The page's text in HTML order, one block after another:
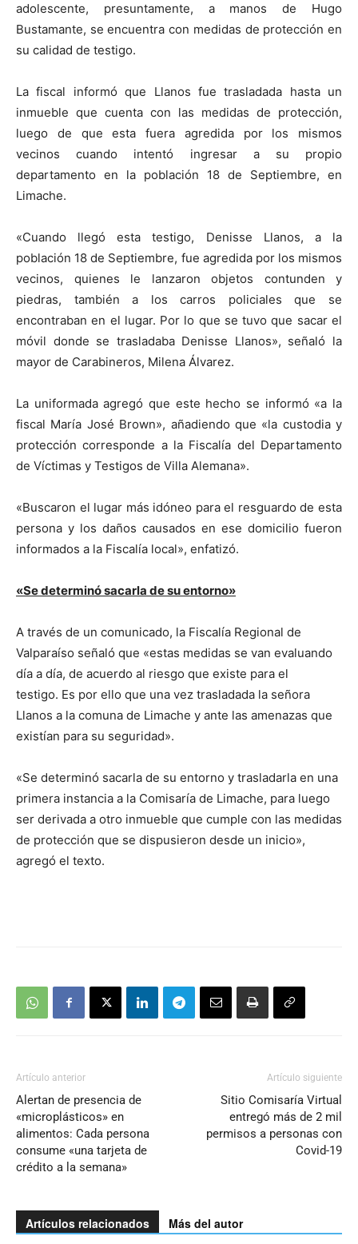
adolescente, presuntamente, a manos de Hugo
Bustamante, se encuentra con medidas de protección en
su calidad de testigo.
La fiscal informó que Llanos fue trasladada hasta un
inmueble que cuenta con las medidas de protección,
luego de que esta fuera agredida por los mismos
vecinos cuando intentó ingresar a su propio
departamento en la población 18 de Septiembre, en
Limache.
«Cuando llegó esta testigo, Denisse Llanos, a la
población 18 de Septiembre, fue agredida por los mismos
vecinos, quienes le lanzaron objetos contunden y
piedras, también a los carros policiales que se
encontraban en el lugar. Por lo que se tuvo que sacar el
móvil donde se trasladaba Denisse Llanos», señaló la
mayor de Carabineros, Milena Álvarez.
La uniformada agregó que este hecho se informó «a la
fiscal María José Brown», añadiendo que «la custodia y
protección corresponde a la Fiscalía del Departamento
de Víctimas y Testigos de Villa Alemana».
«Buscaron el lugar más idóneo para el resguardo de esta
persona y los daños causados en ese domicilio fueron
informados a la Fiscalía local», enfatizó.
«Se determinó sacarla de su entorno»
A través de un comunicado, la Fiscalía Regional de
Valparaíso señaló que «estas medidas se van evaluando
día a día, de acuerdo al riesgo que existe para el
testigo. Es por ello que una vez trasladada la señora
Llanos a la comuna de Limache y ante las amenazas que
existían para su seguridad».
«Se determinó sacarla de su entorno y trasladarla en una
primera instancia a la Comisaría de Limache, para luego
ser derivada a otro inmueble que cumple con las medidas
de protección que se dispusieron desde un inicio»,
agregó el texto.
Artículo anterior
Alertan de presencia de
«microplásticos» en
alimentos: Cada persona
consume «una tarjeta de
crédito a la semana»
Artículo siguiente
Sitio Comisaría Virtual
entregó más de 2 mil
permisos a personas con
Covid-19
Artículos relacionados Más del autor